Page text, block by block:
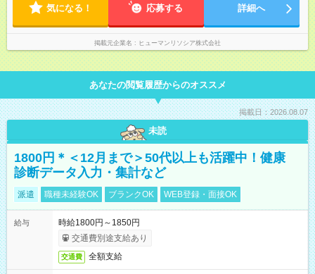
気になる！ 応募する 詳細へ
掲載元企業名 ヒューマンリソシア株式会社
あなたの閲覧履歴からのオススメ
掲載日：2026.08.07
未読
1800円＊＜12月まで＞50代以上も活躍中！健康
診断データ入力・集計など
派遣 職種未経験OK ブランクOK WEB登録・面接OK
給与
時給1800円～1850円
交通費別途支給あり
交通費 全額支給